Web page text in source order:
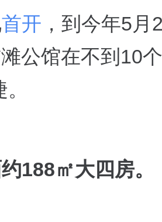
首开 ，到今年5月
公馆在不到10
188㎡大四房。